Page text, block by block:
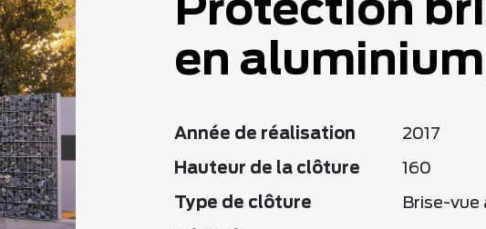
Protection
en
Année de réalisation 2017
Hauteur de la clôture 160
Type de clôture Brise-vue